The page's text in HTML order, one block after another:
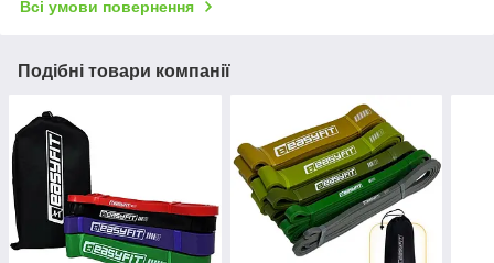
Всі умови повернення
Подібні товари компанії